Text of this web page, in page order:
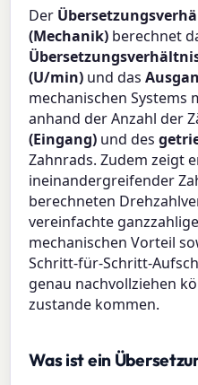
Der
(Mechanik) berechnet
(U/min) und das
mechanischen Systems
anhand der Anzahl der
(Eingang) und des
Zahnrads. Zudem zeigt
ineinandergreifender
berechneten
vereinfachte
mechanischen Vorteil
Schritt-für-Schritt-
genau nachvollziehen
zustande kommen.
Was ist ein